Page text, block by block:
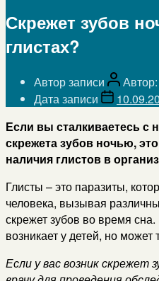
Скрежет зубов
глистах?
Автор записи Автор:
Дата записи
Если вы сталкиваетесь с
скрежета зубов ночью,
наличия глистов в
Глисты – это паразиты,
человека, вызывая
скрежет зубов во время
возникает у детей, но может
Если у вас возник скрежет